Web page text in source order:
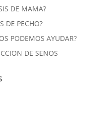
DE MAMA?
DE PECHO?
PODEMOS AYUDAR?
DE SENOS